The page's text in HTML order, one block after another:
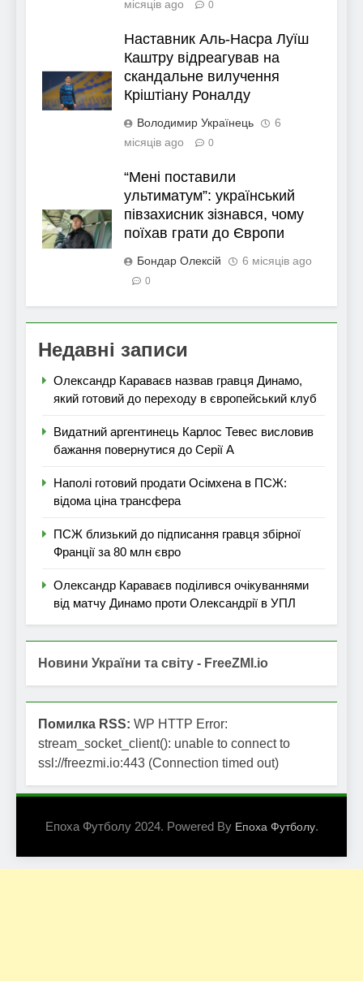
місяців ago 0
Наставник Аль-Насра Луїш
Каштру відреагував на
скандальне вилучення
Кріштіану Роналду
Володимир Українець
6
місяців ago
0
“Мені поставили
ультиматум”: український
півзахисник зізнався, чому
поїхав грати до Європи
Бондар Олексій 6 місяців ago
0
Недавні записи
Олександр Караваєв назвав гравця Динамо,
який готовий до переходу в європейський клуб
Видатний аргентинець Карлос Тевес висловив
бажання повернутися до Серії А
Наполі готовий продати Осімхена в ПСЖ:
відома ціна трансфера
ПСЖ близький до підписання гравця збірної
Франції за 80 млн євро
Олександр Караваєв поділився очікуваннями
від матчу Динамо проти Олександрії в УПЛ
Новини України та світу - FreeZMI.io
Помилка RSS: WP HTTP Error:
stream_socket_client(): unable to connect to
ssl://freezmi.io:443 (Connection timed out)
Епоха Футболу 2024. Powered By Епоха Футболу.